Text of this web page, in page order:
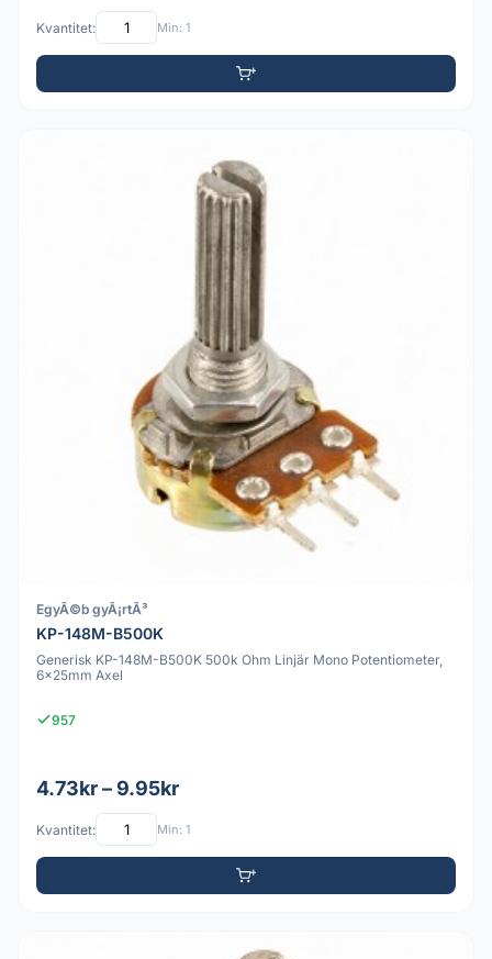
Kvantitet: Min: 1
EgyÃ©b gyÃ¡rtÃ³
KP-148M-B500K
Generisk KP-148M-B500K 500k Ohm Linjär Mono Potentiometer,
6x25mm Axel
957
4.73kr – 9.95kr
Kvantitet: Min: 1